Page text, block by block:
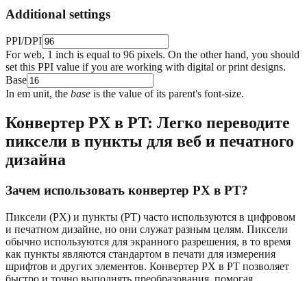
Additional settings
PPI/DPI
For web, 1 inch is equal to 96 pixels. On the other hand, you should
set this PPI value if you are working with digital or print designs.
Base
In em unit, the base is the value of its parent's font-size.
Конвертер PX в PT: Легко переводите
пиксели в пункты для веб и печатного
дизайна
Зачем использовать конвертер PX в PT?
Пиксели (PX) и пункты (PT) часто используются в цифровом
и печатном дизайне, но они служат разным целям. Пиксели
обычно используются для экранного разрешения, в то время
как пункты являются стандартом в печати для измерения
шрифтов и других элементов. Конвертер PX в PT позволяет
быстро и точно выполнять преобразования, помогая